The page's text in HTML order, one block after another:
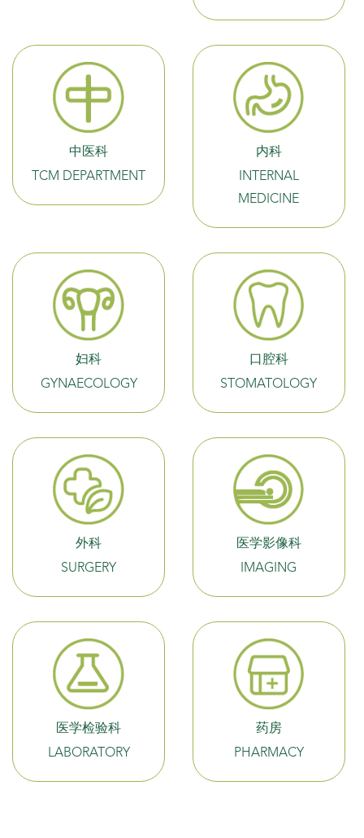
中医科
TCM DEPARTMENT
内科
INTERNAL
MEDICINE
妇科
GYNAECOLOGY
口腔科
STOMATOLOGY
外科
SURGERY
医学影像科
IMAGING
医学检验科
LABORATORY
药房
PHARMACY